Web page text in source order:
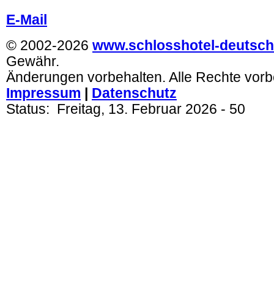
E-Mail
© 2002-2026 www.schlosshotel-
Gewähr.
Änderungen vorbehalten. Alle Rechte
Impressum
Datenschutz
Status: Freitag, 13. Februar 2026 - 50